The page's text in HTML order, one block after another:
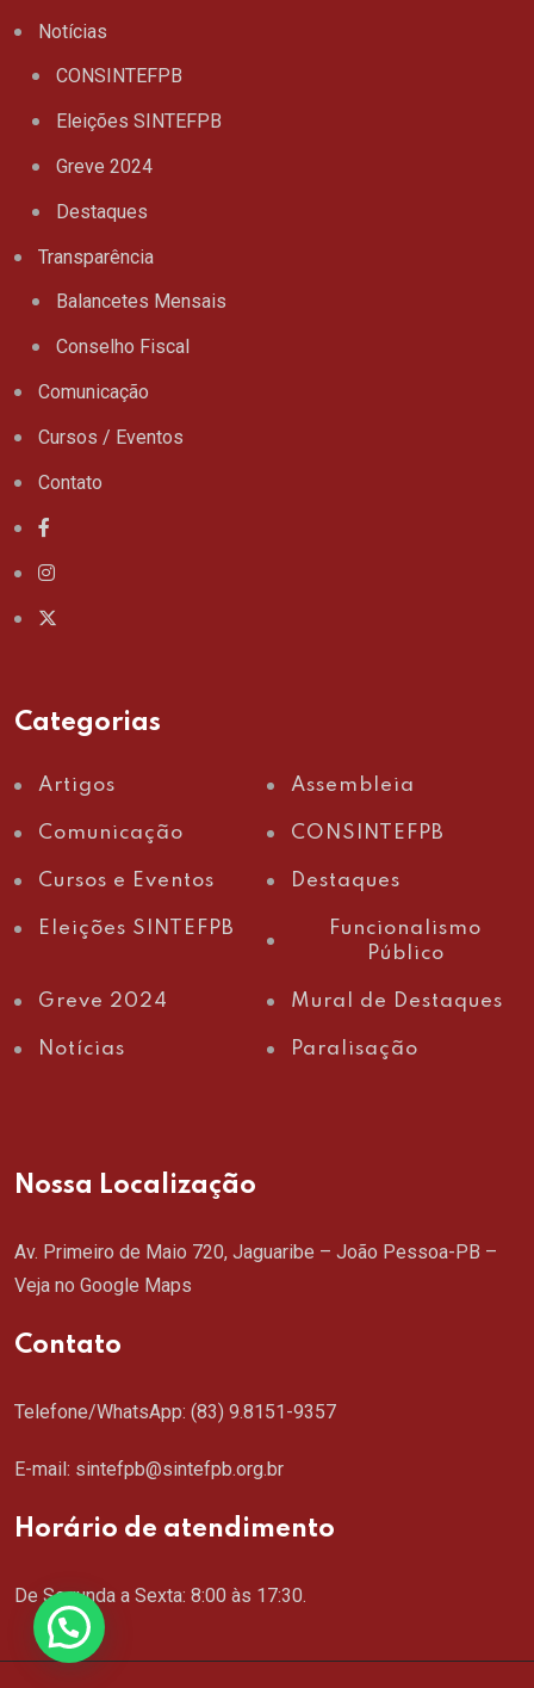
Notícias
CONSINTEFPB
Eleições SINTEFPB
Greve 2024
Destaques
Transparência
Balancetes Mensais
Conselho Fiscal
Comunicação
Cursos / Eventos
Contato
Categorias
Artigos Assembleia
Comunicação CONSINTEFPB
Cursos e Eventos Destaques
Eleições SINTEFPB
Funcionalismo
Público
Greve 2024 Mural de Destaques
Notícias Paralisação
Nossa Localização
Av. Primeiro de Maio 720, Jaguaribe – João Pessoa-PB –
Veja no Google Maps
Contato
Telefone/WhatsApp: (83) 9.8151-9357
E-mail: sintefpb@sintefpb.org.br
Horário de atendimento
De Segunda a Sexta: 8:00 às 17:30.